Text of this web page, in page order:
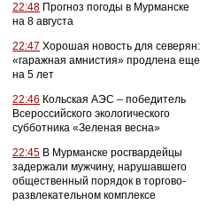
22:48 Прогноз погоды в Мурманске
на 8 августа
22:47 Хорошая новость для северян:
«гаражная амнистия» продлена еще
на 5 лет
22:46 Кольская АЭС – победитель
Всероссийского экологического
субботника «Зеленая весна»
22:45 В Мурманске росгвардейцы
задержали мужчину, нарушавшего
общественный порядок в торгово-
развлекательном комплексе